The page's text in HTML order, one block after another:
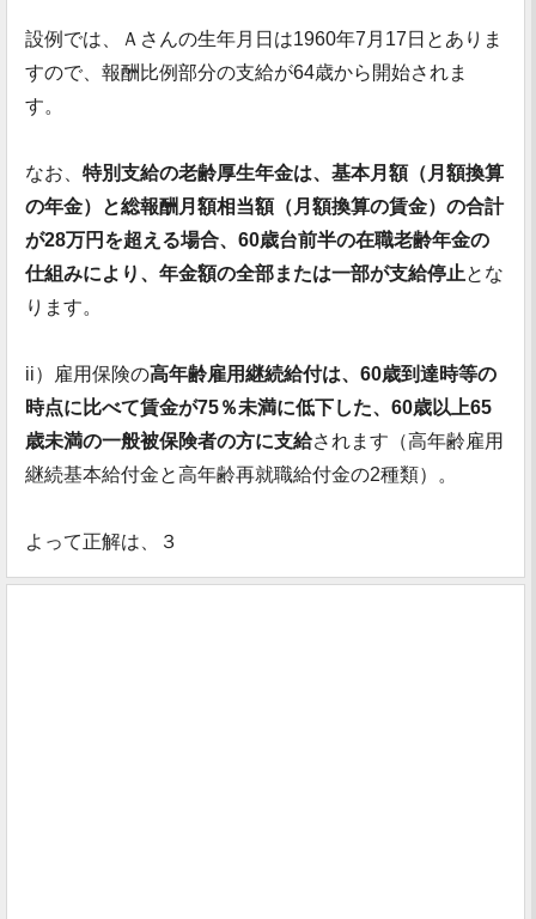
設例では、Ａさんの生年月日は1960年7月17日とありま
すので、報酬比例部分の支給が64歳から開始されま
す。
なお、 特別支給の老齢厚生年金は、基本月額（月額換算
の年金）と総報酬月額相当額（月額換算の賃金）の合計
が28万円を超える場合、60歳台前半の在職老齢年金の
仕組みにより、年金額の全部または一部が支給停止とな
ります。
ii）雇用保険の高年齢雇用継続給付は、60歳到達時等の
時点に比べて賃金が75％未満に低下した、60歳以上65
歳未満の一般被保険者の方に支給されます（高年齢雇用
継続基本給付金と高年齢再就職給付金の2種類）。
よって正解は、３